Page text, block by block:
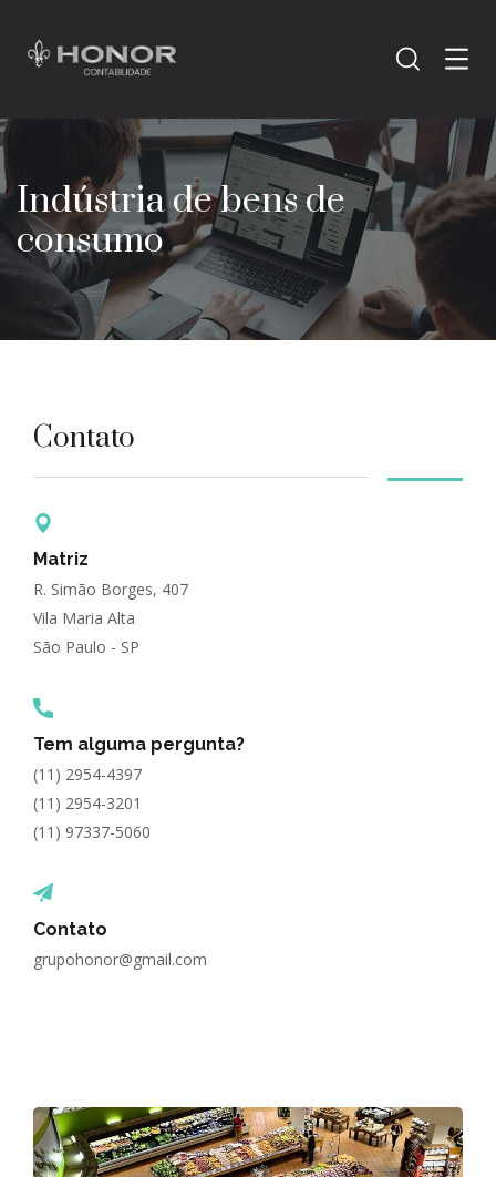
Indústria de bens de
consumo
Contato
Matriz
R. Simão Borges, 407
Vila Maria Alta
São Paulo - SP
Tem alguma pergunta?
(11) 2954-4397
(11) 2954-3201
(11) 97337-5060
Contato
grupohonor@gmail.com